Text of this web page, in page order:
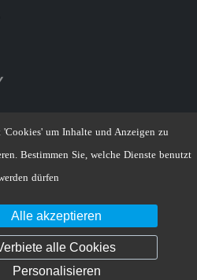
'Cookies' um Inhalte und Anzeigen zu
Bestimmen Sie, welche Dienste benutzt
dürfen
Alle akzeptieren
alle Cookies
Personalisieren